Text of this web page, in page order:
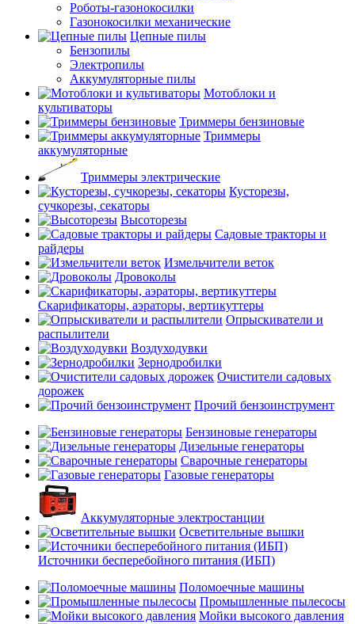
Роботы-газонокосилки
Газонокосилки механические
Цепные пилы
Бензопилы
Электропилы
Аккумуляторные пилы
Мотоблоки и
культиваторы
Триммеры бензиновые
Триммеры
аккумуляторные
Триммеры электрические
Кусторезы,
сучкорезы, секаторы
Высоторезы
Садовые тракторы и
райдеры
Измельчители веток
Дровоколы
Скарификаторы, аэраторы, вертикуттеры
Опрыскиватели и
распылители
Воздуходувки
Зернодробилки
Очистители садовых
дорожек
Прочий бензоинструмент
Бензиновые генераторы
Дизельные генераторы
Сварочные генераторы
Газовые генераторы
Аккумуляторные электростанции
Осветительные вышки
Источники бесперебойного питания (ИБП)
Поломоечные машины
Промышленные пылесосы
Мойки высокого давления